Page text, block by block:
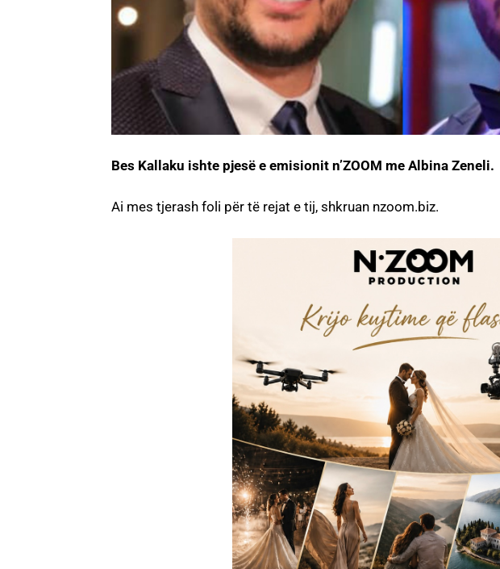
Bes Kallaku ishte pjesë e emisionit n’ZOOM me Albina Zeneli.
Ai mes tjerash foli për të rejat e tij, shkruan nzoom.biz.